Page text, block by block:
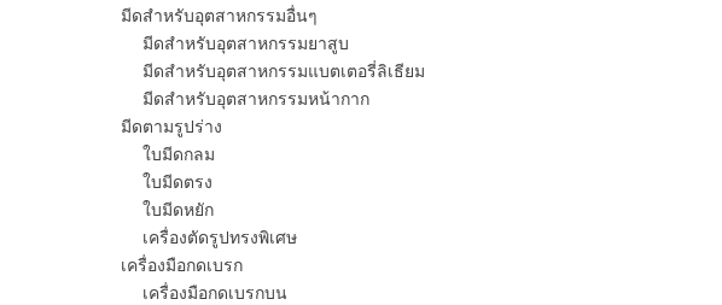
มีดสำหรับอุตสาหกรรมอื่นๆ
มีดสำหรับอุตสาหกรรมยาสูบ
มีดสำหรับอุตสาหกรรมแบตเตอรี่ลิเธียม
มีดสำหรับอุตสาหกรรมหน้ากาก
มีดตามรูปร่าง
ใบมีดกลม
ใบมีดตรง
ใบมีดหยัก
เครื่องตัดรูปทรงพิเศษ
เครื่องมือกดเบรก
เครื่องมือกดเบรกบน